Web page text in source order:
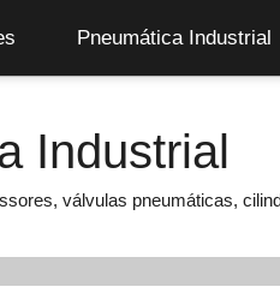
Industrial
válvulas pneumáticas,
Pneumática Industrial